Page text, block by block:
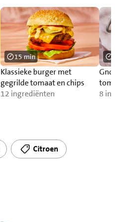
Klassieke burger met
gegrilde tomaat en chips
12 ingrediënten
15 min
zalm
8
Citroen